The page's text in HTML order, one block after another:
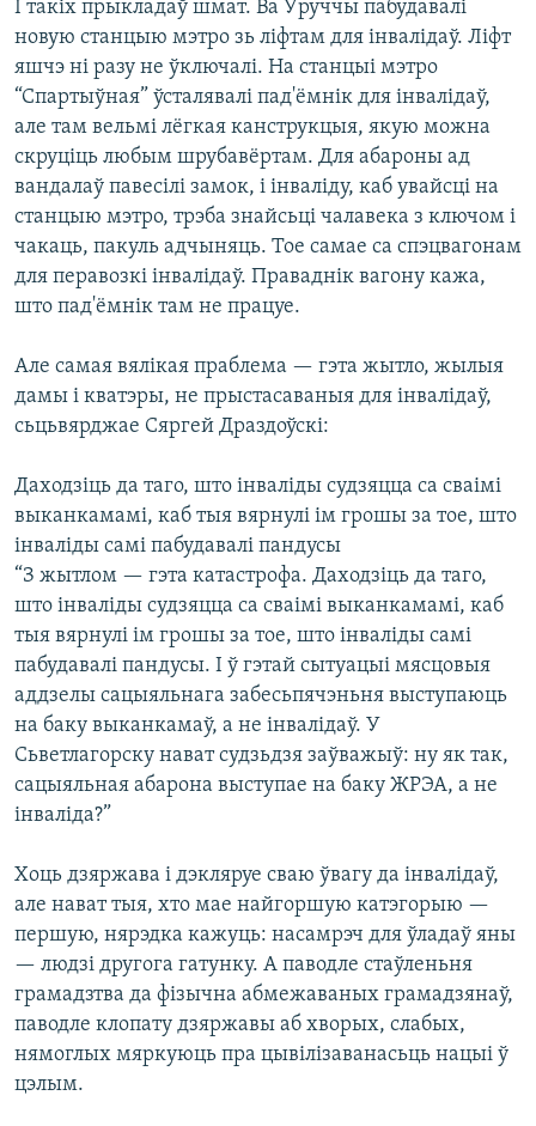
І такіх прыкладаў шмат. Ва Ўруччы пабудавалі
новую станцыю мэтро зь ліфтам для інвалідаў. Ліфт
яшчэ ні разу не ўключалі. На станцыі мэтро
“Спартыўная” ўсталявалі пад'ёмнік для інвалідаў,
але там вельмі лёгкая канструкцыя, якую можна
скруціць любым шрубавёртам. Для абароны ад
вандалаў павесілі замок, і інваліду, каб увайсці на
станцыю мэтро, трэба знайсьці чалавека з ключом і
чакаць, пакуль адчыняць. Тое самае са спэцвагонам
для перавозкі інвалідаў. Праваднік вагону кажа,
што пад'ёмнік там не працуе.
Але самая вялікая праблема — гэта жытло, жылыя
дамы і кватэры, не прыстасаваныя для інвалідаў,
сьцьвярджае Сяргей Драздоўскі:
Даходзіць да таго, што інваліды судзяцца са сваімі
выканкамамі, каб тыя вярнулі ім грошы за тое, што
інваліды самі пабудавалі пандусы
“З жытлом — гэта катастрофа. Даходзіць да таго,
што інваліды судзяцца са сваімі выканкамамі, каб
тыя вярнулі ім грошы за тое, што інваліды самі
пабудавалі пандусы. І ў гэтай сытуацыі мясцовыя
аддзелы сацыяльнага забесьпячэньня выступаюць
на баку выканкамаў, а не інвалідаў. У
Сьветлагорску нават судзьдзя заўважыў: ну як так,
сацыяльная абарона выступае на баку ЖРЭА, а не
інваліда?”
Хоць дзяржава і дэкляруе сваю ўвагу да інвалідаў,
але нават тыя, хто мае найгоршую катэгорыю —
першую, нярэдка кажуць: насамрэч для ўладаў яны
— людзі другога гатунку. А паводле стаўленьня
грамадзтва да фізычна абмежаваных грамадзянаў,
паводле клопату дзяржавы аб хворых, слабых,
нямоглых мяркуюць пра цывілізаванасьць нацыі ў
цэлым.